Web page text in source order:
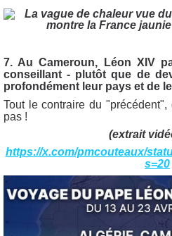
7. Au Cameroun, Léon XIV
conseillant - plutôt que de
profondément leur pays et de
Tout le contraire du
pas !
(extrait
https://x.com/pmcouteaux/
s=20